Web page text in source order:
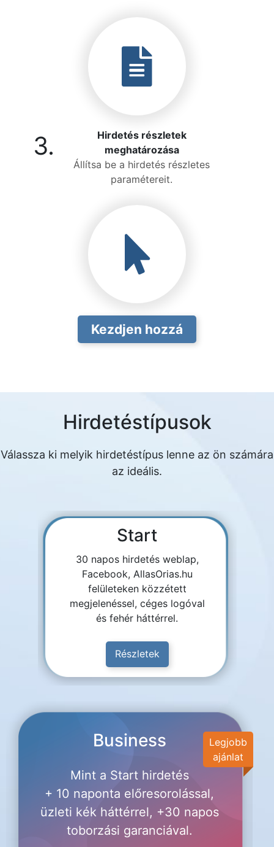
3.
Hirdetés részletek
meghatározása
Állítsa be a hirdetés részletes
paramétereit.
Kezdjen hozzá
Hirdetéstípusok
Válassza ki melyik hirdetéstípus lenne az ön számára
az ideális.
Start
30 napos hirdetés weblap,
Facebook, AllasOrias.hu
felületeken közzétett
megjelenéssel, céges logóval
és fehér háttérrel.
Részletek
Legjobb
ajánlat
Business
Mint a Start hirdetés
+ 10 naponta előresorolással,
üzleti kék háttérrel, +30 napos
toborzási garanciával.